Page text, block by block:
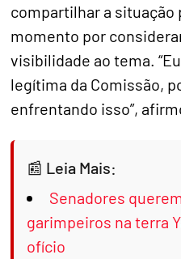
compartilhar a situação
momento por
visibilidade ao tema.
legítima da Comissão,
enfrentando isso”,
Leia Mais:
Senadores
garimpeiros na terra
ofício